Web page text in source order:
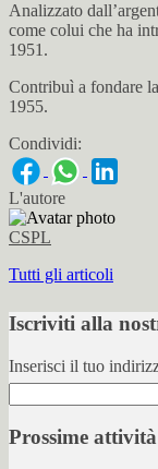
Analizzato
come colui che ha
1951.
Contribuì a fondare la
1955.
Condividi:
L'autore
CSPL
Tutti gli articoli
Iscriviti alla
Inserisci il tuo
Prossime attività